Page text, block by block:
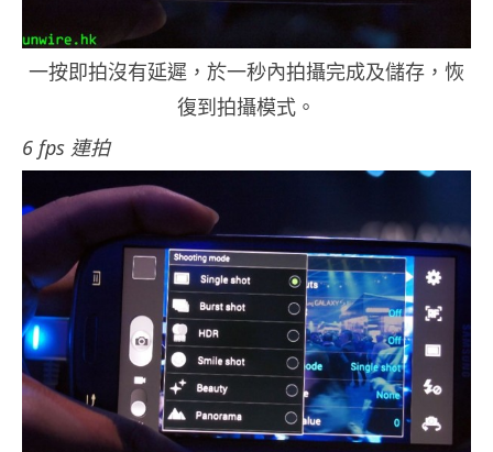
一按即拍沒有延遲，於一秒內拍攝完成及儲存，恢
復到拍攝模式。
6 fps 連拍